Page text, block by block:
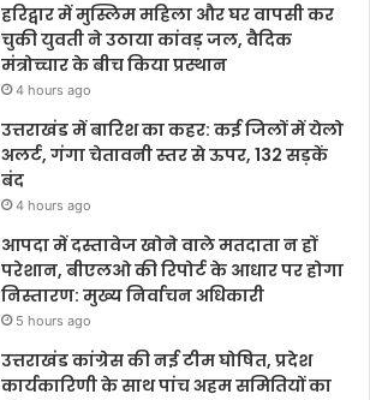
हरिद्वार में मुस्लिम महिला और घर वापसी कर
चुकी युवती ने उठाया कांवड़ जल, वैदिक
मंत्रोच्चार के बीच किया प्रस्थान
4 hours ago
उत्तराखंड में बारिश का कहर: कई जिलों में येलो
अलर्ट, गंगा चेतावनी स्तर से ऊपर, 132 सड़कें
बंद
4 hours ago
आपदा में दस्तावेज खोने वाले मतदाता न हों
परेशान, बीएलओ की रिपोर्ट के आधार पर होगा
निस्तारण: मुख्य निर्वाचन अधिकारी
5 hours ago
उत्तराखंड कांग्रेस की नई टीम घोषित, प्रदेश
कार्यकारिणी के साथ पांच अहम समितियों का